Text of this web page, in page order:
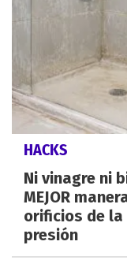
HACKS
Ni vinagre ni
MEJOR
orificios de la
presión